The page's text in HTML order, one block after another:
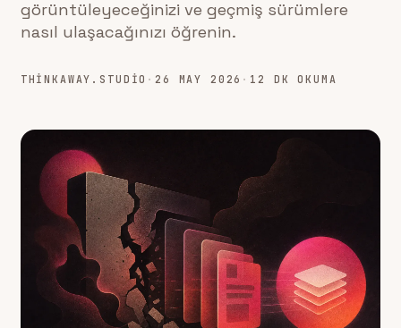
görüntüleyeceğinizi ve geçmiş sürümlere
nasıl ulaşacağınızı öğrenin.
THINKAWAY.STUDIO ·26 MAY 2026 · 12 DK OKUMA